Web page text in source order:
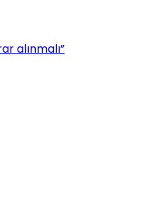
alınmalı”